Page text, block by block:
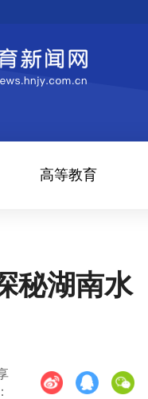
高等教育
秘湖南水